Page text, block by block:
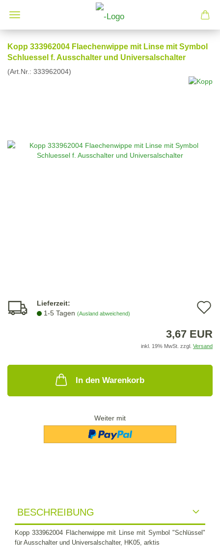
Kopp 333962004 Flaechenwippe mit Linse mit Symbol
Schluessel f. Ausschalter und Universalschalter
(Art.Nr.: 333962004)
Lieferzeit:
1-5 Tagen (Ausland abweichend)
3,67 EUR
inkl. 19% MwSt. zzgl. Versand
In den Warenkorb
Weiter mit
BESCHREIBUNG
Kopp 333962004 Flächenwippe mit Linse mit Symbol "Schlüssel"
für Ausschalter und Universalschalter, HK05, arktis